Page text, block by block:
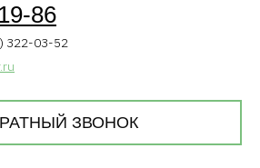
ЗВОНОК
322-03-52
86